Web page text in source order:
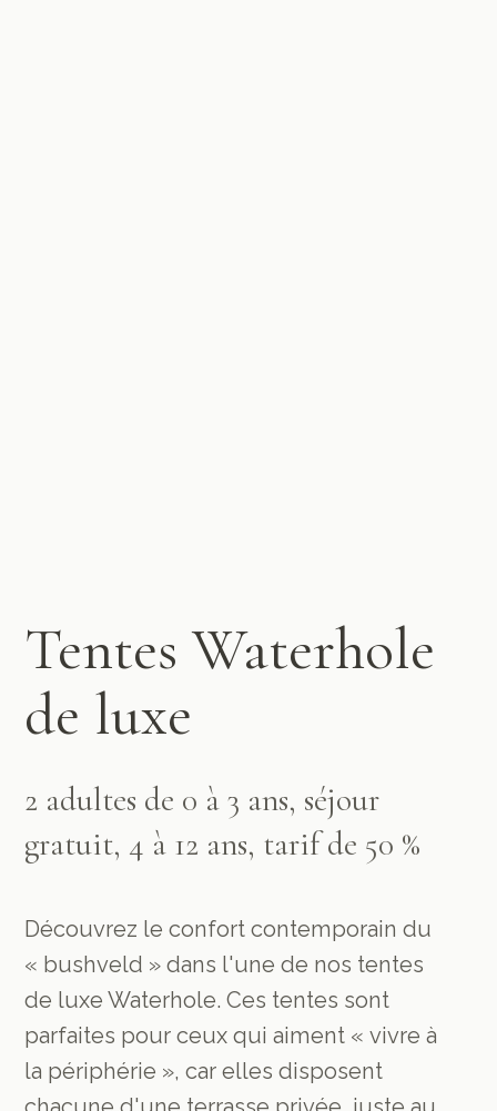
Tentes Waterhole
de luxe
2 adultes de 0 à 3 ans, séjour
gratuit, 4 à 12 ans, tarif de 50 %
Découvrez le confort contemporain du
« bushveld » dans l'une de nos tentes
de luxe Waterhole. Ces tentes sont
parfaites pour ceux qui aiment « vivre à
la périphérie », car elles disposent